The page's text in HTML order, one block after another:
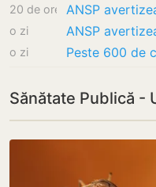
20 de ore
o zi
o zi
Sănătate Publică -